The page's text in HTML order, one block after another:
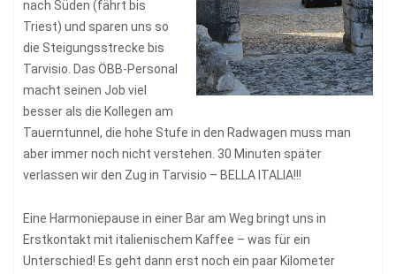
nach Süden (fährt bis
Triest) und sparen uns so
die Steigungsstrecke bis
Tarvisio. Das ÖBB-Personal
macht seinen Job viel
besser als die Kollegen am
Tauerntunnel, die hohe Stufe in den Radwagen muss man
aber immer noch nicht verstehen. 30 Minuten später
verlassen wir den Zug in Tarvisio – BELLA ITALIA!!!
Eine Harmoniepause in einer Bar am Weg bringt uns in
Erstkontakt mit italienischem Kaffee – was für ein
Unterschied! Es geht dann erst noch ein paar Kilometer